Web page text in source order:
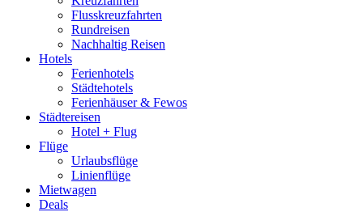
Flusskreuzfahrten
Rundreisen
Nachhaltig Reisen
Hotels
Ferienhotels
Städtehotels
Ferienhäuser & Fewos
Städtereisen
Hotel + Flug
Flüge
Urlaubsflüge
Linienflüge
Mietwagen
Deals